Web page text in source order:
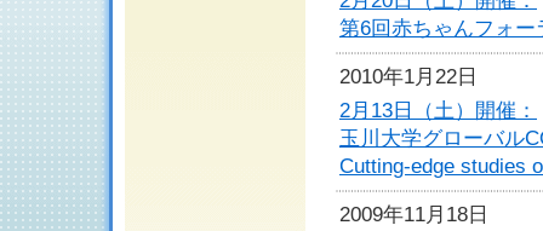
第6回赤ちゃんフォ
2010年1月22日
2月13日（土）開催：
玉川大学グローバル
Cutting-edge studies
2009年11月18日